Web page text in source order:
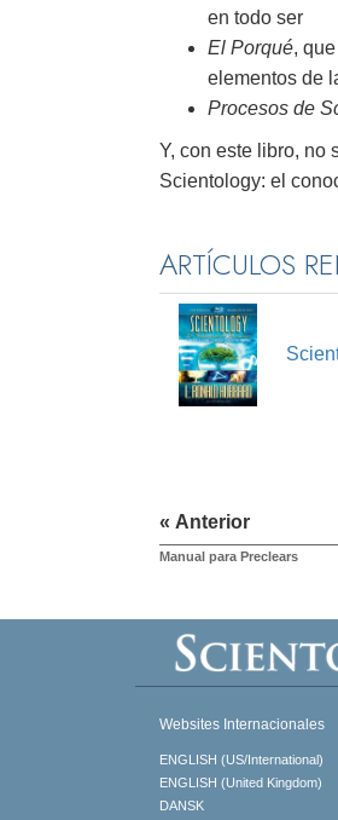
en todo ser
El Porqué,
elementos de
Procesos de
Y, con este libro, no
Scientology: el
ARTÍCULOS
« Anterior
Manual para Preclears
Websites Internacionales
ENGLISH (US/International)
ENGLISH (United Kingdom)
DANSK